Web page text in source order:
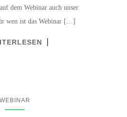
dem Webinar auch unser
wen ist das Webinar […]
WEBINAR